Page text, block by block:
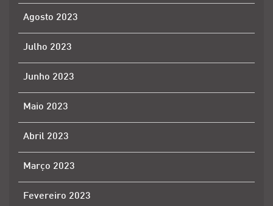
Agosto 2023
Julho 2023
Junho 2023
Maio 2023
Abril 2023
Março 2023
Fevereiro 2023